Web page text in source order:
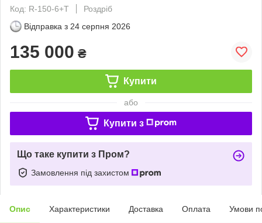
Код: R-150-6+Т
Роздріб
Відправка з 24 серпня 2026
135 000 ₴
Купити
або
Купити з
Що таке купити з Пром?
Замовлення під захистом
Опис Характеристики Доставка Оплата Умови